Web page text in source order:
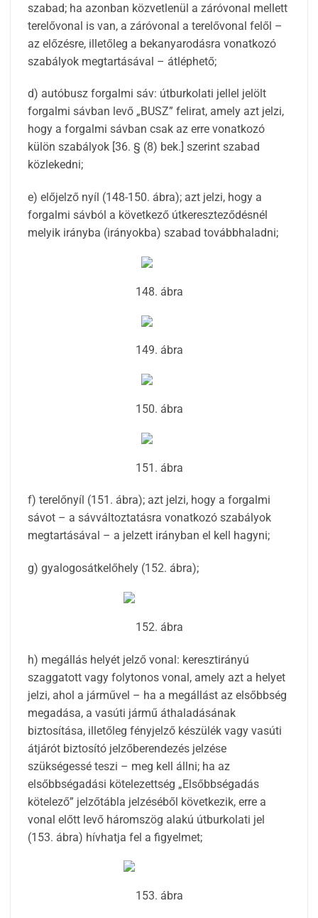
szabad; ha azonban közvetlenül a záróvonal mellett
terelővonal is van, a záróvonal a terelővonal felől –
az előzésre, illetőleg a bekanyarodásra vonatkozó
szabályok megtartásával – átléphető;
d) autóbusz forgalmi sáv: útburkolati jellel jelölt
forgalmi sávban levő „BUSZ” felirat, amely azt jelzi,
hogy a forgalmi sávban csak az erre vonatkozó
külön szabályok [36. § (8) bek.] szerint szabad
közlekedni;
e) előjelző nyíl (148-150. ábra); azt jelzi, hogy a
forgalmi sávból a következő útkereszteződésnél
melyik irányba (irányokba) szabad továbbhaladni;
148. ábra
149. ábra
150. ábra
151. ábra
f) terelőnyíl (151. ábra); azt jelzi, hogy a forgalmi
sávot – a sávváltoztatásra vonatkozó szabályok
megtartásával – a jelzett irányban el kell hagyni;
g) gyalogosátkelőhely (152. ábra);
152. ábra
h) megállás helyét jelző vonal: keresztirányú
szaggatott vagy folytonos vonal, amely azt a helyet
jelzi, ahol a járművel – ha a megállást az elsőbbség
megadása, a vasúti jármű áthaladásának
biztosítása, illetőleg fényjelző készülék vagy vasúti
átjárót biztosító jelzőberendezés jelzése
szükségessé teszi – meg kell állni; ha az
elsőbbségadási kötelezettség „Elsőbbségadás
kötelező” jelzőtábla jelzéséből következik, erre a
vonal előtt levő háromszög alakú útburkolati jel
(153. ábra) hívhatja fel a figyelmet;
153. ábra